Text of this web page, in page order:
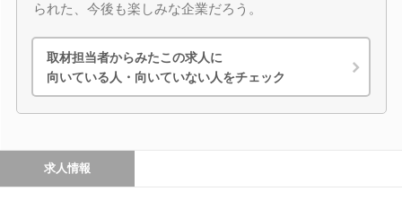
られた、今後も楽しみな企業だろう。
取材担当者からみたこの求人に
向いている人・向いていない人をチェック
求人情報